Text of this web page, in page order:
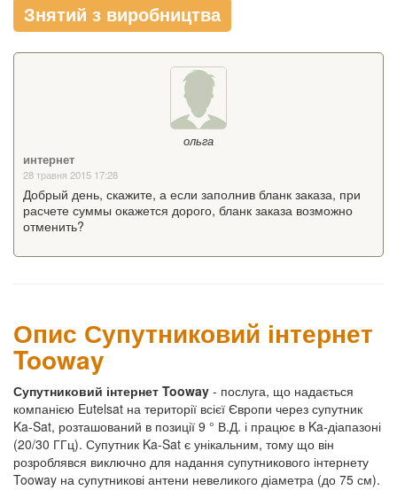
Знятий з виробництва
ольга
интернет
28 травня 2015 17:28
Добрый день, скажите, а если заполнив бланк заказа, при
расчете суммы окажется дорого, бланк заказа возможно
отменить?
Опис Супутниковий інтернет
Tooway
Супутниковий інтернет Tooway - послуга, що надається
компанією Eutelsat на території всієї Європи через супутник
Ka-Sat, розташований в позиції 9 ° В.Д. і працює в Ka-діапазоні
(20/30 ГГц). Супутник Ka-Sat є унікальним, тому що він
розроблявся виключно для надання супутникового інтернету
Tooway на супутникові антени невеликого діаметра (до 75 см).